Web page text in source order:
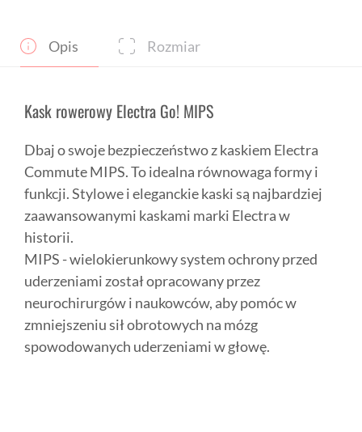
Opis Rozmiar
Kask rowerowy Electra Go! MIPS
Dbaj o swoje bezpieczeństwo z kaskiem Electra
Commute MIPS. To idealna równowaga formy i
funkcji. Stylowe i eleganckie kaski są najbardziej
zaawansowanymi kaskami marki Electra w
historii.
MIPS - wielokierunkowy system ochrony przed
uderzeniami został opracowany przez
neurochirurgów i naukowców, aby pomóc w
zmniejszeniu sił obrotowych na mózg
spowodowanych uderzeniami w głowę.